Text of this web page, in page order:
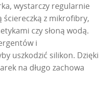
wystarczy regularnie
z mikrofibry,
czy słoną wodą.
i
uszkodzić silikon. Dzięki
na długo zachowa